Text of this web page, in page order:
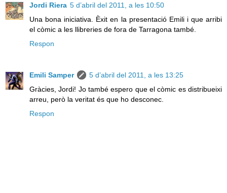
Jordi Riera 5 d’abril del 2011, a les 10:50
Una bona iniciativa. Èxit en la presentació Emili i que arribi
el còmic a les llibreries de fora de Tarragona també.
Respon
Emili Samper
5 d’abril del 2011, a les 13:25
Gràcies, Jordi! Jo també espero que el còmic es distribueixi
arreu, però la veritat és que ho desconec.
Respon